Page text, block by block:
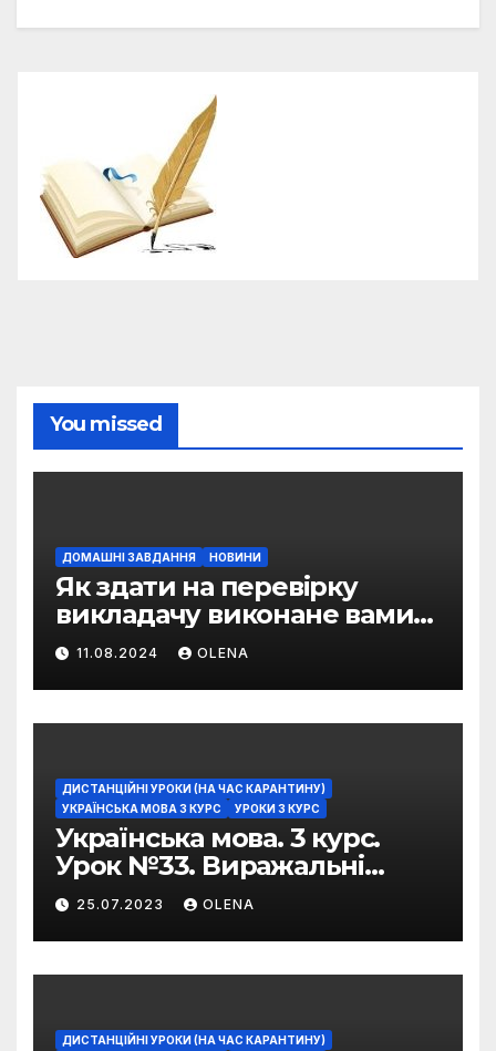
You missed
ДОМАШНІ ЗАВДАННЯ НОВИНИ
Як здати на перевірку
викладачу виконане вами
домашнє завдання
11.08.2024 OLENA
ДИСТАНЦІЙНІ УРОКИ (НА ЧАС КАРАНТИНУ)
УКРАЇНСЬКА МОВА 3 КУРС
УРОКИ 3 КУРС
Українська мова. 3 курс.
Урок №33. Виражальні
можливості фразеологізмів
25.07.2023 OLENA
ДИСТАНЦІЙНІ УРОКИ (НА ЧАС КАРАНТИНУ)